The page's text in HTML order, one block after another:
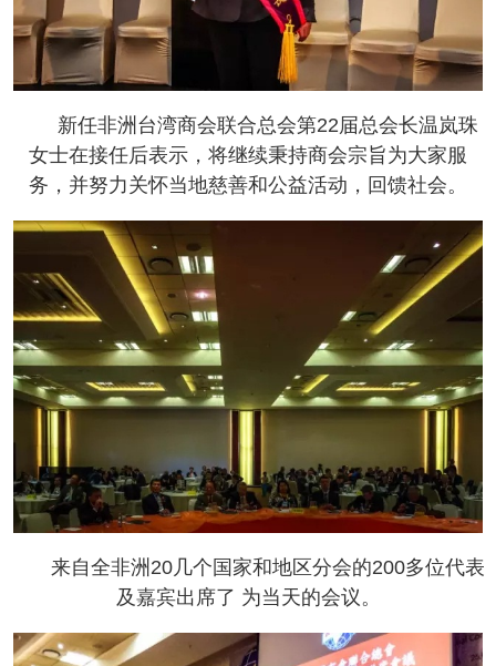
新任非洲台湾商会联合总会第22届总会长温岚珠
女士在接任后表示，将继续秉持商会宗旨为大家服
务，并努力关怀当地慈善和公益活动，回馈社会。
来自全非洲20几个国家和地区分会的200多位代表
及嘉宾出席了 为当天的会议。